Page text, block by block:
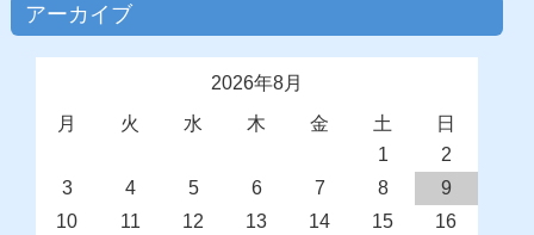
アーカイブ
2026年8月
月
火 水 木 金 土
日
1
2
3
4 5 6 7 8
9
10
11 12 13 14 15
16